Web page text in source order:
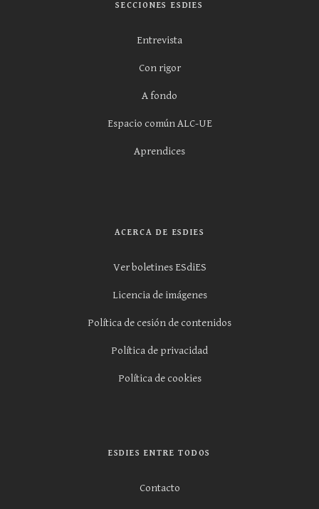
SECCIONES ESDIES
Entrevista
Con rigor
A fondo
Espacio común ALC-UE
Aprendices
ACERCA DE ESDIES
Ver boletines ESdiES
Licencia de imágenes
Política de cesión de contenidos
Política de privacidad
Política de cookies
ESDIES ENTRE TODOS
Contacto